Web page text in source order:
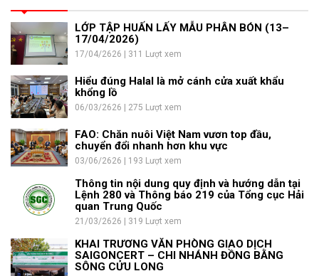
LỚP TẬP HUẤN LẤY MẪU PHÂN BÓN (13–
17/04/2026)
17/04/2626 | 311 Lượt xem
Hiểu đúng Halal là mở cánh cửa xuất khẩu
khổng lồ
06/03/2626 | 275 Lượt xem
FAO: Chăn nuôi Việt Nam vươn top đầu,
chuyển đổi nhanh hơn khu vực
03/06/2626 | 193 Lượt xem
Thông tin nội dung quy định và hướng dẫn tại
Lệnh 280 và Thông báo 219 của Tổng cục Hải
quan Trung Quốc
21/03/2626 | 319 Lượt xem
KHAI TRƯƠNG VĂN PHÒNG GIAO DỊCH
SAIGONCERT – CHI NHÁNH ĐỒNG BẰNG
SÔNG CỬU LONG